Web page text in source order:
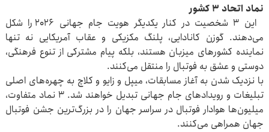
نماد اتحاد ۳ کشور
این ۳ شخصیت در کنار یکدیگر هویت جام جهانی ۲۰۲۶ را شکل
می‌دهند. گوزن کانادایی، پلنگ مکزیکی و عقاب آمریکایی نه تنها
نماینده کشورهای میزبان هستند، بلکه پیام مشترکی از تنوع فرهنگی،
دوستی و عشق به فوتبال را منتقل می‌کنند.
با نزدیک شدن به آغاز مسابقات، میپل و زایو و کلاچ به چهره‌های اصلی
تبلیغات و رویدادهای جام جهانی تبدیل خواهند شد. ۳ نماد متفاوت،
میلیون‌ها هوادار فوتبال در سراسر جهان را در بزرگ‌ترین جشن فوتبال
جهان همراهی می‌کنند.